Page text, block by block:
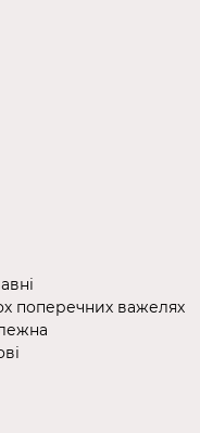
поперечних важелях